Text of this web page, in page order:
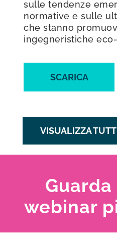
sulle tendenze
normative e sulle
che stanno
ingegneristiche
SCARICA
VISUALIZZA
webinar